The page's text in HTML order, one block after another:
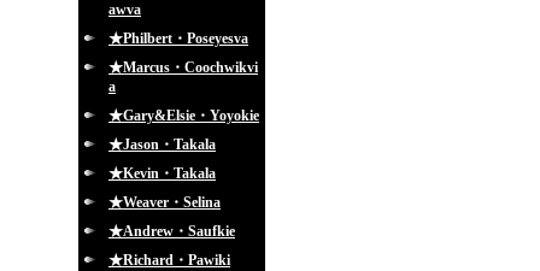
awva
★Philbert・Poseyesva
★Marcus・Coochwikvi
a
★Gary&Elsie・Yoyokie
★Jason・Takala
★Kevin・Takala
★Weaver・Selina
★Andrew・Saufkie
★Richard・Pawiki